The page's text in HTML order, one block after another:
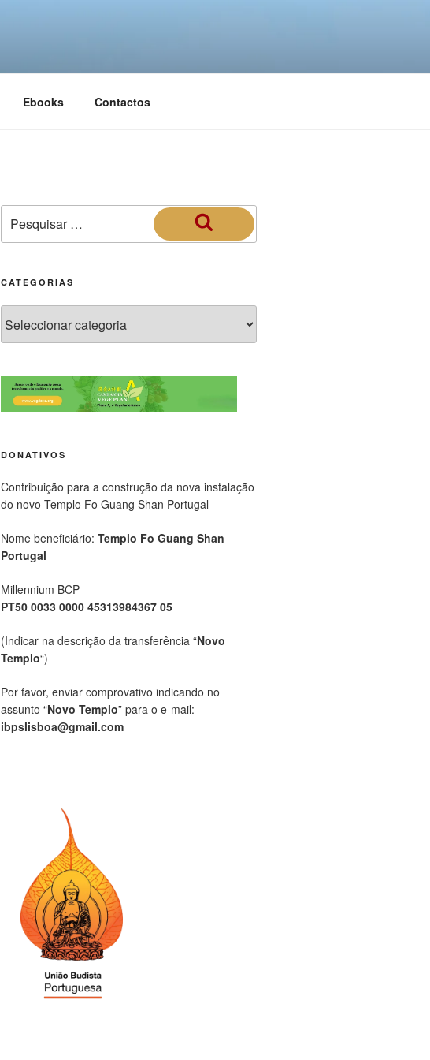
Ebooks Contactos
CATEGORIAS
DONATIVOS
Contribuição para a construção da nova instalação
do novo Templo Fo Guang Shan Portugal
Nome beneficiário: Templo Fo Guang Shan
Portugal
Millennium BCP
PT50 0033 0000 45313984367 05
(Indicar na descrição da transferência “Novo
Templo“)
Por favor, enviar comprovativo indicando no
assunto “Novo Templo” para o e-mail:
ibpslisboa@gmail.com